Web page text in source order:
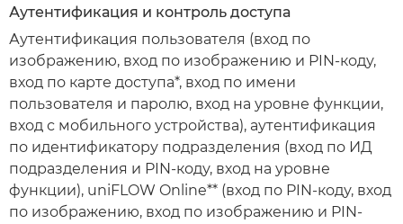
Аутентификация и контроль доступа
Аутентификация пользователя (вход по
изображению, вход по изображению и PIN-коду,
вход по карте доступа*, вход по имени
пользователя и паролю, вход на уровне функции,
вход с мобильного устройства), аутентификация
по идентификатору подразделения (вход по ИД
подразделения и PIN-коду, вход на уровне
функции), uniFLOW Online** (вход по PIN-коду, вход
по изображению, вход по изображению и PIN-